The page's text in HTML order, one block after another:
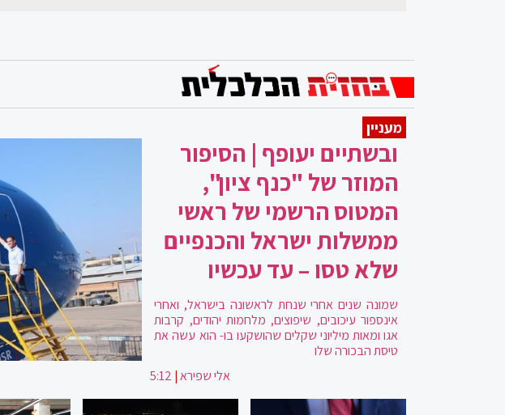
מעניין
ובשתיים יעופף | הסיפור
המוזר של "כנף ציון",
המטוס הרשמי של ראשי
ממשלות ישראל והכנפיים
שלא טסו – עד עכשיו
שמונה שנים אחרי שנחת לראשונה בישראל, ואחרי
אינספור עיכובים, שיפוצים, מלחמות יהודים, קרבות
אגו ומאות מיליוני שקלים שהושקעו בו- הוא עשה את
טיסת הבכורה שלו
אלי שפירא|
5:12